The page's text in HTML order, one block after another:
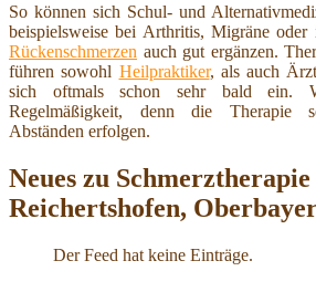
So können sich Schul- und
beispielsweise bei Arthritis, Migräne oder
Rückenschmerzen auch gut ergänzen.
führen sowohl Heilpraktiker, als auch
sich oftmals schon sehr bald ein.
Regelmäßigkeit, denn die Therapie
Abständen erfolgen.
Neues zu
Reichertshofen,
Der Feed hat keine Einträge.